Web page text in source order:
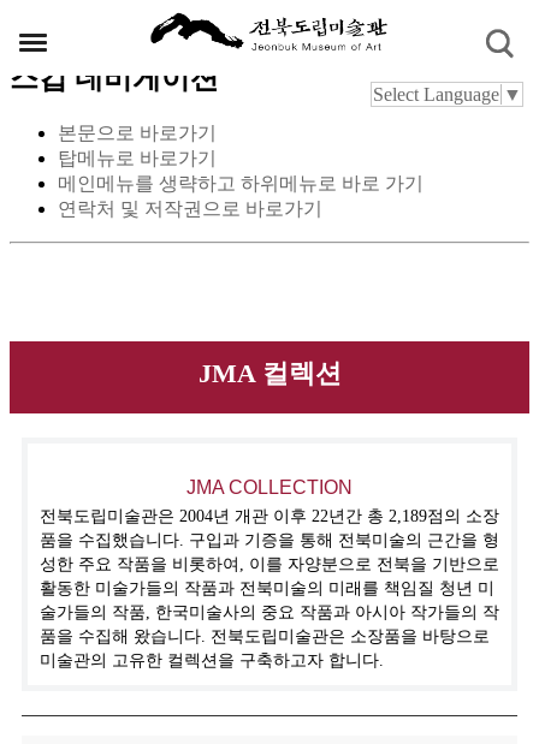
스킵 네비게이션
본문으로 바로가기
탑메뉴로 바로가기
메인메뉴를 생략하고 하위메뉴로 바로 가기
연락처 및 저작권으로 바로가기
Select Language ▼
JMA 컬렉션
JMA COLLECTION
전북도립미술관은 2004년 개관 이후 22년간 총 2,189점의 소장
품을 수집했습니다. 구입과 기증을 통해 전북미술의 근간을 형
성한 주요 작품을 비롯하여, 이를 자양분으로 전북을 기반으로
활동한 미술가들의 작품과 전북미술의 미래를 책임질 청년 미
술가들의 작품, 한국미술사의 중요 작품과 아시아 작가들의 작
품을 수집해 왔습니다. 전북도립미술관은 소장품을 바탕으로
미술관의 고유한 컬렉션을 구축하고자 합니다.